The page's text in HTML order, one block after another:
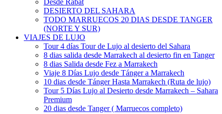
Desde Rabat
DESIERTO DEL SAHARA
TODO MARRUECOS 20 DIAS DESDE TANGER
(NORTE Y SUR)
VIAJES DE LUJO
Tour 4 días Tour de Lujo al desierto del Sahara
8 dias salida desde Marrakech al desierto fin en Tanger
8 dias Salida desde Fez a Marrakech
Viaje 8 Días Lujo desde Tánger a Marrakech
10 dias desde Tánger Hasta Marrakech (Ruta de lujo)
Tour 5 Días Lujo al Desierto desde Marrakech – Sahara
Premium
20 dias desde Tanger ( Marruecos completo)